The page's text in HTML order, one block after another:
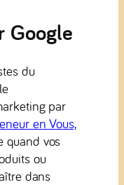
Google
du
par
en Vous,
quand vos
ou
dans